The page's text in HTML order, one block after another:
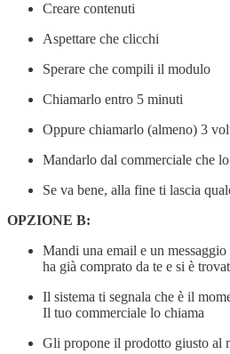
Creare contenuti
Aspettare che clicchi
Sperare che compili il modulo
Chiamarlo entro 5 minuti
Oppure chiamarlo (almeno) 3
Mandarlo dal commerciale che
Se va bene, alla fine ti lascia
OPZIONE B:
Mandi una email e un
ha già comprato da te e si è
Il sistema ti segnala che è il
Il tuo commerciale lo chiama
Gli propone il prodotto giusto al